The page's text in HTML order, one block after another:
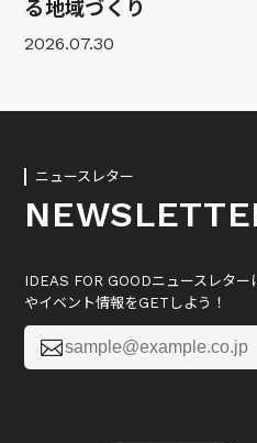
る地域づくり
2026.07.30
ニュースレター
IDEAS FOR GOODニュースレター
やイベント情報をGETしよう！
